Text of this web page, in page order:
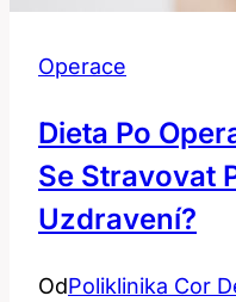
Operace
Dieta Po
Se Stravovat
Uzdravení?
OdPoliklinika Cor